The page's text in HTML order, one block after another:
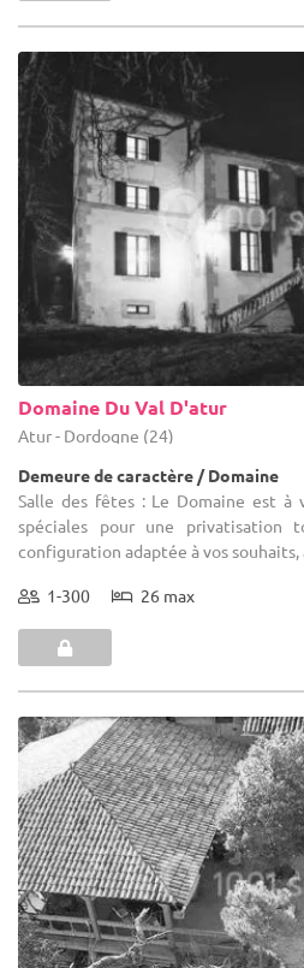
Domaine Du Val D'atur
Atur - Dordogne (24)
Demeure de caractère / Domaine
Salle des fêtes : Le Domaine est à
spéciales pour une privatisation
configuration adaptée à vos souhaits,
1-300 26 max